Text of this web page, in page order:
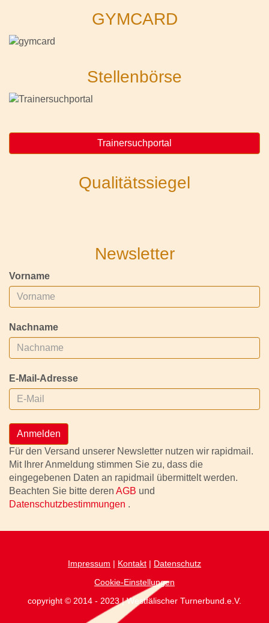
GYMCARD
Stellenbörse
Trainersuchportal
Qualitätssiegel
Newsletter
Vorname
Nachname
E-Mail-Adresse
Anmelden
Für den Versand unserer Newsletter nutzen wir rapidmail.
Mit Ihrer Anmeldung stimmen Sie zu, dass die
eingegebenen Daten an rapidmail übermittelt werden.
Beachten Sie bitte deren AGB und
Datenschutzbestimmungen .
Impressum | Kontakt | Datenschutz
Cookie-Einstellungen
copyright © 2014 - 2023 | Westfälischer Turnerbund.e.V.